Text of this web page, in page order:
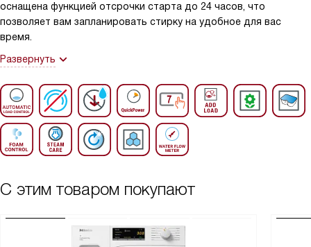
оснащена функцией отсрочки старта до 24 часов, что
позволяет вам запланировать стирку на удобное для вас
время.
Развернуть
С этим товаром покупают